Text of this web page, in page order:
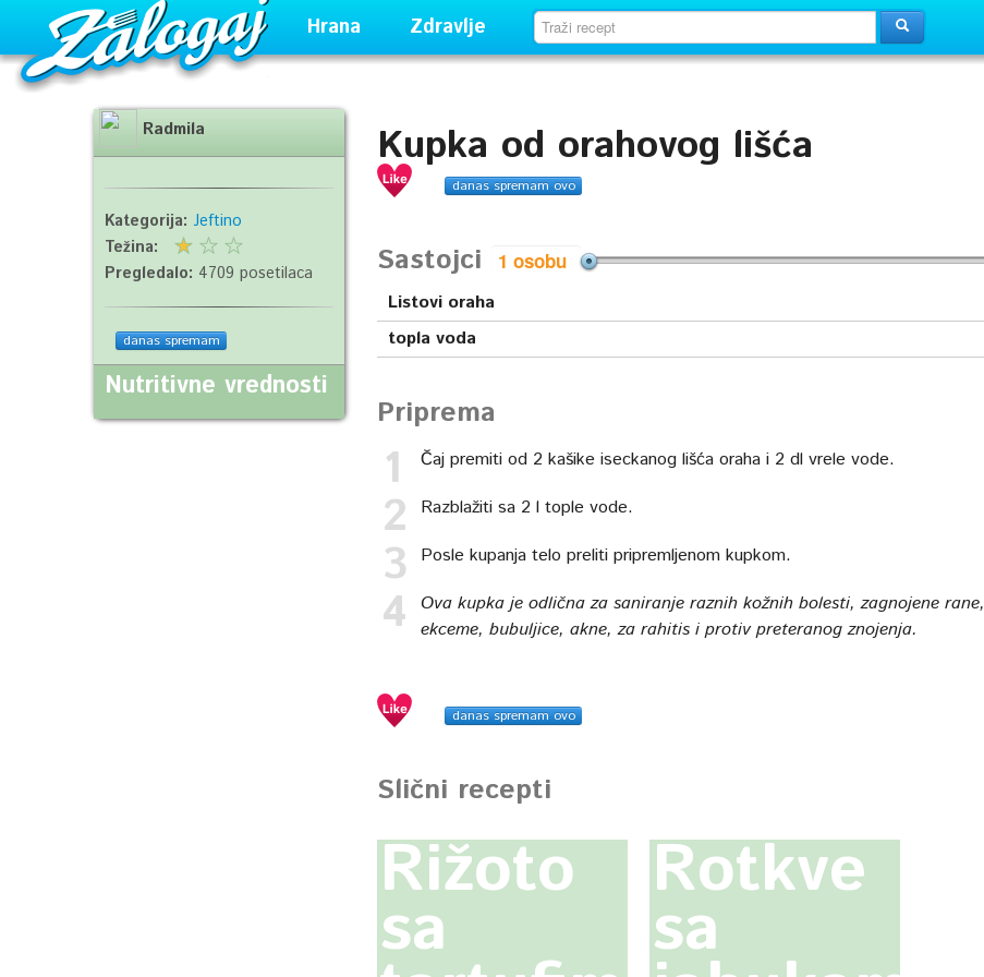
Hrana Zdravlje
Kupka od orahovog lišća
danas spremam ovo
Sastojci
Listovi oraha
topla voda
Priprema
Čaj premiti od 2 kašike iseckanog lišća oraha i 2 dl vrele vode.
Razblažiti sa 2 l tople vode.
Posle kupanja telo preliti pripremljenom kupkom.
Ova kupka je odlična za saniranje raznih kožnih bolesti, zagnojene rane,
ekceme, bubuljice, akne, za rahitis i protiv preteranog znojenja.
danas spremam ovo
Slični recepti
Rižoto
sa
Rotkve
sa
Radmila
Kategorija: Jeftino
Težina:
Pregledalo: 4709 posetilaca
danas spremam
Nutritivne vrednosti